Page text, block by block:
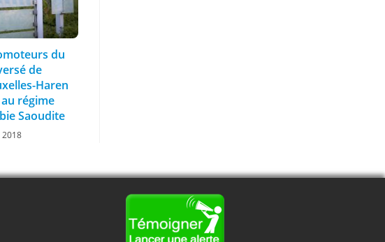
du
de
Haren
régime
Saoudite